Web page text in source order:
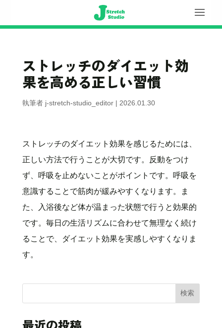
ストレッチのダイエット効
果を高める正しい習慣
執筆者 j-stretch-studio_editor| 2026.01.30
ストレッチのダイエット効果を感じるためには、
正しい方法で行うことが大切です。反動をつけ
ず、呼吸を止めないことがポイントです。呼吸を
意識することで筋肉が緩みやすくなります。ま
た、入浴後など体が温まった状態で行うと効果的
です。毎日の生活リズムに合わせて無理なく続け
ることで、ダイエット効果を実感しやすくなりま
す。
検索